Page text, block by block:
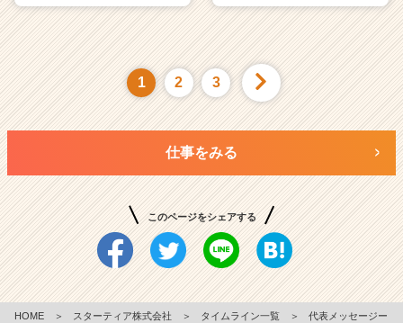
1 2 3
仕事をみる
このページをシェアする
HOME ＞ スターティア株式会社 ＞ タイムライン一覧 ＞
代表メッセージー